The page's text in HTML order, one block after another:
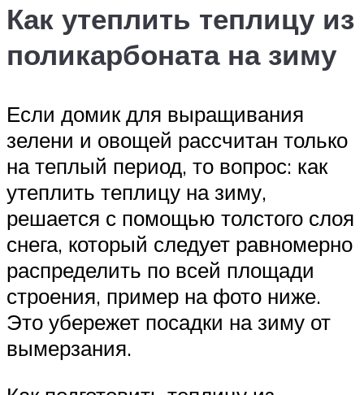
Как утеплить теплицу из
поликарбоната на зиму
Если домик для выращивания
зелени и овощей рассчитан только
на теплый период, то вопрос: как
утеплить теплицу на зиму,
решается с помощью толстого слоя
снега, который следует равномерно
распределить по всей площади
строения, пример на фото ниже.
Это убережет посадки на зиму от
вымерзания.